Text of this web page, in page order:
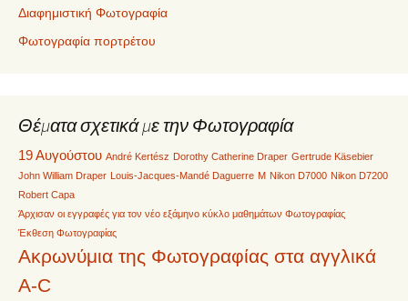
Διαφημιστική Φωτογραφία
Φωτογραφία πορτρέτου
Θέματα σχετικά με την Φωτογραφία
19 Αυγούστου André Kertész Dorothy Catherine Draper Gertrude Käsebier
John William Draper
Louis-Jacques-Mandé Daguerre M Nikon D7000 Nikon D7200
Robert Capa
Άρχισαν οι εγγραφές για τον νέο εξάμηνο κύκλο μαθημάτων Φωτογραφίας
Έκθεση Φωτογραφίας
Ακρωνύμια της Φωτογραφίας στα αγγλικά
A-C